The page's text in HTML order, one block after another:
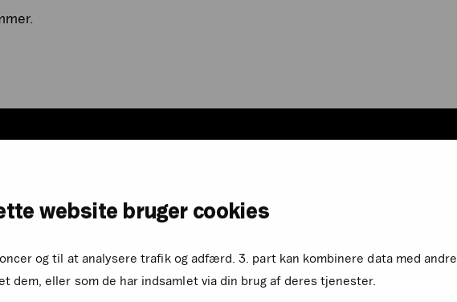
website bruger cookies
og til at analysere trafik og adfærd. 3. part kan kombinere data med andre
dem, eller som de har indsamlet via din brug af deres tjenester.
her: